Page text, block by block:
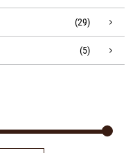
(29)
(5)